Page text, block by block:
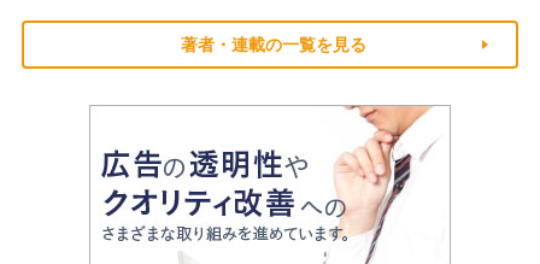
著者・連載の一覧を見る